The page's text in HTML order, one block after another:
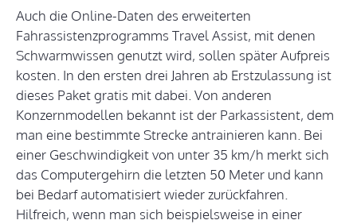
Auch die Online-Daten des erweiterten
Fahrassistenzprogramms Travel Assist, mit denen
Schwarmwissen genutzt wird, sollen später Aufpreis
kosten. In den ersten drei Jahren ab Erstzulassung ist
dieses Paket gratis mit dabei. Von anderen
Konzernmodellen bekannt ist der Parkassistent, dem
man eine bestimmte Strecke antrainieren kann. Bei
einer Geschwindigkeit von unter 35 km/h merkt sich
das Computergehirn die letzten 50 Meter und kann
bei Bedarf automatisiert wieder zurückfahren.
Hilfreich, wenn man sich beispielsweise in einer